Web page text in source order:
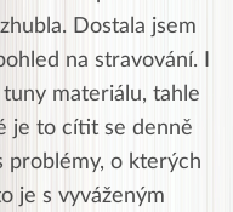
Dostala jsem
na stravování. I
materiálu, tahle
je to cítit se denně
problémy, o kterých
je s vyváženým